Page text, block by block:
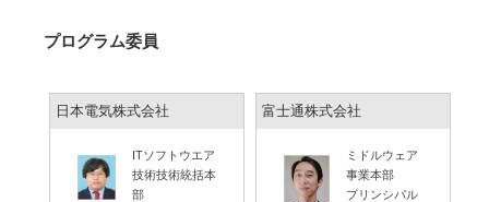
プログラム委員
日本電気株式会社
ITソフトウエア
技術技術統括本
部
富士通株式会社
ミドルウェア
事業本部
プリンシパル